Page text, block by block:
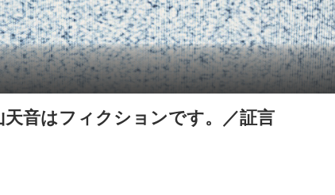
天音はフィクションです。／証言